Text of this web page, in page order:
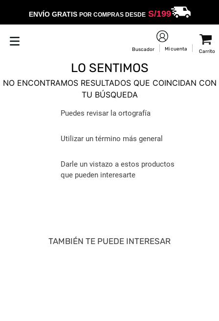
ENVÍO GRATIS POR COMPRAS DESDES/199
LO SENTIMOS
NO ENCONTRAMOS RESULTADOS QUE COINCIDAN CON
TU BÚSQUEDA
Puedes revisar la ortografía
Utilizar un término más general
Darle un vistazo a estos productos
que pueden interesarte
TAMBIÉN TE PUEDE INTERESAR